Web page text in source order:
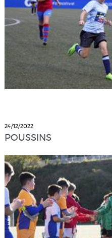
24/12/2022
POUSSINS